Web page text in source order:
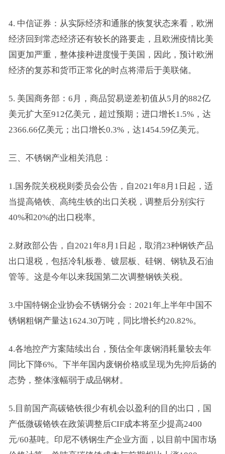
4. 中信证券：从实际经济和通胀的恢复状态来看，欧洲
经济回到常态经济还有较长的路要走，且欧洲疫情比美
国更加严重，整体接种进度慢于美国，因此，预计欧洲
经济的复苏和货币正常化的时点将滞后于美联储。
5. 美国商务部：6月，商品贸易逆差初值从5月的882亿
美元扩大至912亿美元，超过预期；进口增长1.5%，达
2366.66亿美元；出口增长0.3%，达1454.59亿美元。
三、不锈钢产业相关消息：
1.国务院关税税则委员会公告，自2021年8月1日起，适
当提高铬铁、高纯生铁的出口关税，调整后分别实行
40%和20%的出口税率。
2.财政部公告，自2021年8月1日起，取消23种钢铁产品
出口退税，包括冷轧板卷、镀层板、硅钢、钢轨及石油
管等。这是今年以来我国第二次调整钢铁关税。
3.中国特钢企业协会不锈钢分会：2021年上半年中国不
锈钢粗钢产量达1624.30万吨，同比增长约20.82%。
4.各地控产方案陆续出台，预估全年废钢消耗量较去年
同比下降6%。下半年国内废钢价格或呈现为先抑后扬的
态势，整体涨幅弱于成品钢材。
5.目前国产高碳铬铁很少有机会以盈利的目的出口，国
产低微碳铬铁在政策调整后CIF成本将至少提高2400
元/60基吨。印尼不锈钢生产企业方面，以目前中国市场